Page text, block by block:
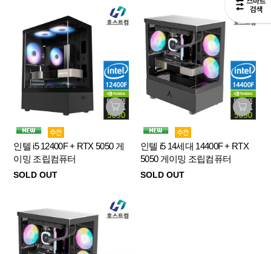
인텔 i5 12400F + RTX 5050 게
이밍 조립컴퓨터
SOLD OUT
인텔 i5 14세대 14400F + RTX
5050 게이밍 조립컴퓨터
SOLD OUT